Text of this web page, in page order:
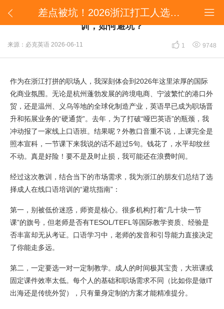
 
差点被坑！2026浙江打工人选成人英语在线口语培训，如何避坑？
差点被坑！2026浙江打工人选成人英语在线口语培
训，如何避坑？
来源：必克英语 2026-06-11  1  9748
作为在浙江打拼的职场人，我深刻体会到2026年这里浓厚的国际
化商业氛围。无论是杭州蓬勃发展的跨境电商、宁波繁忙的港口外
贸，还是温州、义乌等地的全球化制造产业，英语早已成为职场晋
升和拓展业务的“硬通货”。去年，为了打破“哑巴英语”的瓶颈，我
冲动报了一家线上口语班。结果呢？外教口音重不说，上课完全是
照本宣科，一节课下来我说的话不超过5句。钱花了，水平却纹丝
不动。真是好险！要不是及时止损，我可能还在浪费时间。
经过这次教训，结合当下的市场需求，我为浙江的朋友们总结了选
择成人在线口语培训的“避坑指南”：
第一，别被低价迷惑，师资是核心。很多机构打着“几十块一节
课”的旗号，但老师是否有TESOL/TEFL等国际教学资质、经验是
否丰富却无从考证。口语学习中，老师的发音和引导能力直接决定
了你能走多远。
第二，一定要选一对一定制教学。成人的时间极其宝贵，大班课或
固定课件效率太低。每个人的基础和职场需求不同（比如你是做IT
出海还是传统外贸），只有量身定制的方案才能精准提分。